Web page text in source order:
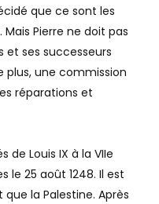
que ce sont les
Pierre ne doit pas
ses successeurs
plus, une commission
réparations et
de Louis IX à la VIIe
le 25 août 1248. Il est
la Palestine. Après